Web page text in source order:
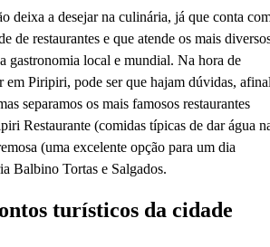
deixa a desejar na culinária, já que conta
de restaurantes e que atende os mais
gastronomia local e mundial. Na hora de
em Piripiri, pode ser que hajam dúvidas,
separamos os mais famosos restaurantes
Restaurante (comidas típicas de dar água
(uma excelente opção para um dia
Balbino Tortas e Salgados.
turísticos da cidade